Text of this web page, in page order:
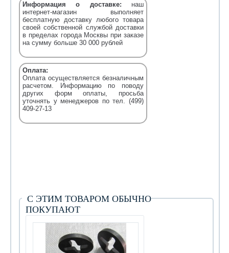
Информация о доставке: наш
интернет-магазин выполняет
бесплатную доставку любого товара
своей собственной службой доставки
в пределах города Москвы при заказе
на сумму больше 30 000 рублей
Оплата:
Оплата осуществляется безналичным
расчетом. Информацию по поводу
других форм оплаты, просьба
уточнять у менеджеров по тел. (499)
409-27-13
С ЭТИМ ТОВАРОМ ОБЫЧНО
ПОКУПАЮТ